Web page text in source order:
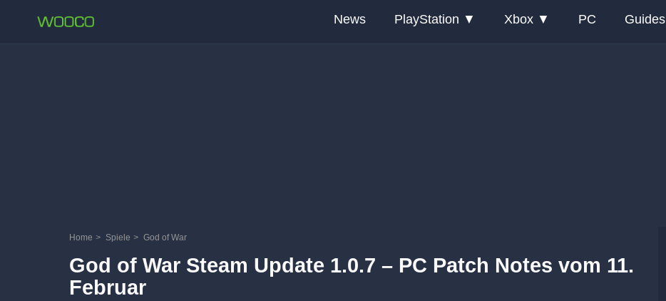
News PlayStation Xbox PC Guides
Home > Spiele > God of War
God of War Steam Update 1.0.7 – PC Patch Notes vom 11.
Februar